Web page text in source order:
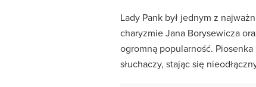
Lady Pank był jednym z
charyzmie Jana Borysewicza
ogromną popularność.
słuchaczy, stając się